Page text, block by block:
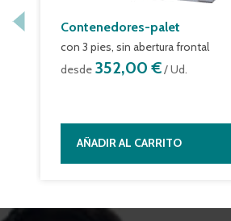
Contenedores-palet
con 3 pies, sin abertura frontal
desde 352,00 €/ Ud.
AÑADIR AL CARRITO